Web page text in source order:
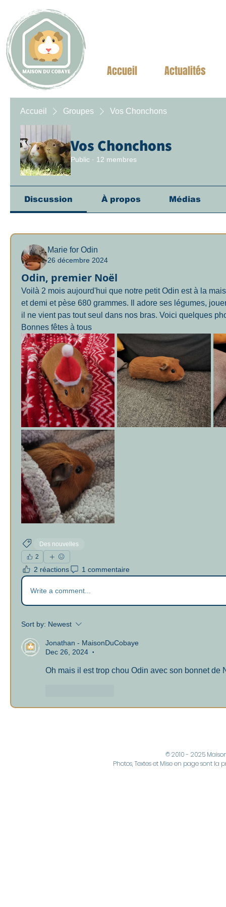
Accueil Actualités
Accueil Groupes Vos Chonchons
Vos Chonchons
Public · 12 membres
Discussion À propos Médias
Marie for Odin
26 décembre 2024
Odin, premier Noël
Voilà 2 mois aujourd'hui que notre petit Odin est à la
et demi et pèse 680 grammes. Il adore ses légumes,
il ne vient pas tout seul dans nos bras. Voici quelques
Bonnes fêtes à tous
Des nouvelles
2
2 réactions 1 commentaire
Write a comment...
Sort by: Newest
Jonathan - MaisonDuCobaye
Dec 26, 2024
•
Oh mais il est trop chou Odin avec son bonnet de
© 2010 - 2025
Photos, Textes et Mise en page sont